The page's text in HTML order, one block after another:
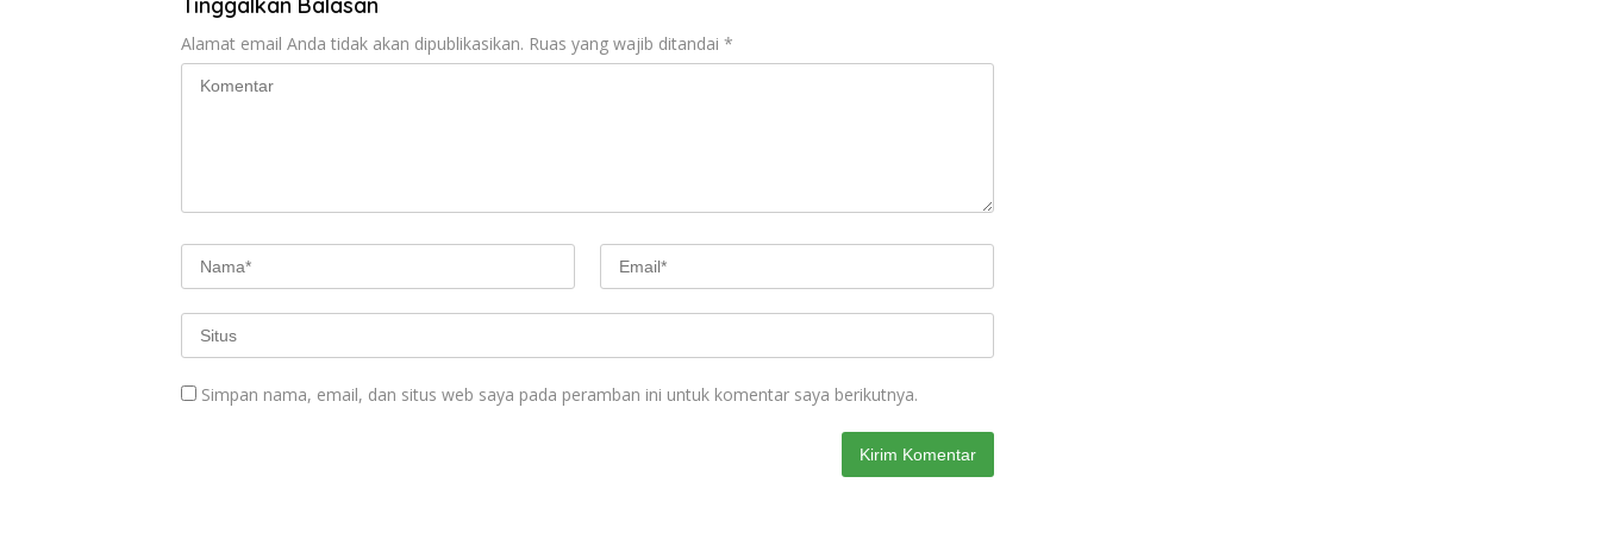
Alamat email Anda tidak akan dipublikasikan. Ruas yang wajib ditandai *
Simpan nama, email, dan situs web saya pada peramban ini untuk komentar saya berikutnya.